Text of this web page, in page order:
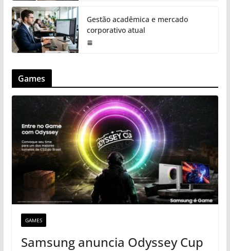
Gestão acadêmica e mercado
corporativo atual
Games
GAMES
Samsung anuncia Odyssey Cup